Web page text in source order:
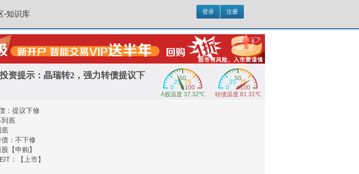
-知识库 登录 注册
资提示：晶瑞转2，强力转债提议下
：提议下修
到底
底
：不下修
【申购】
：【上市】